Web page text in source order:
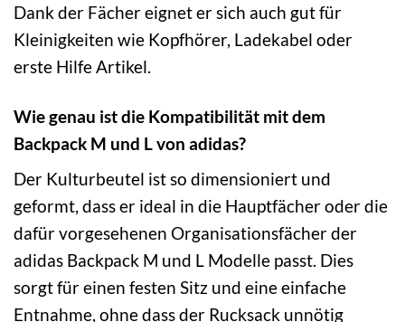
Dank der Fächer eignet er sich auch gut für
Kleinigkeiten wie Kopfhörer, Ladekabel oder
erste Hilfe Artikel.
Wie genau ist die Kompatibilität mit dem
Backpack M und L von adidas?
Der Kulturbeutel ist so dimensioniert und
geformt, dass er ideal in die Hauptfächer oder die
dafür vorgesehenen Organisationsfächer der
adidas Backpack M und L Modelle passt. Dies
sorgt für einen festen Sitz und eine einfache
Entnahme, ohne dass der Rucksack unnötig